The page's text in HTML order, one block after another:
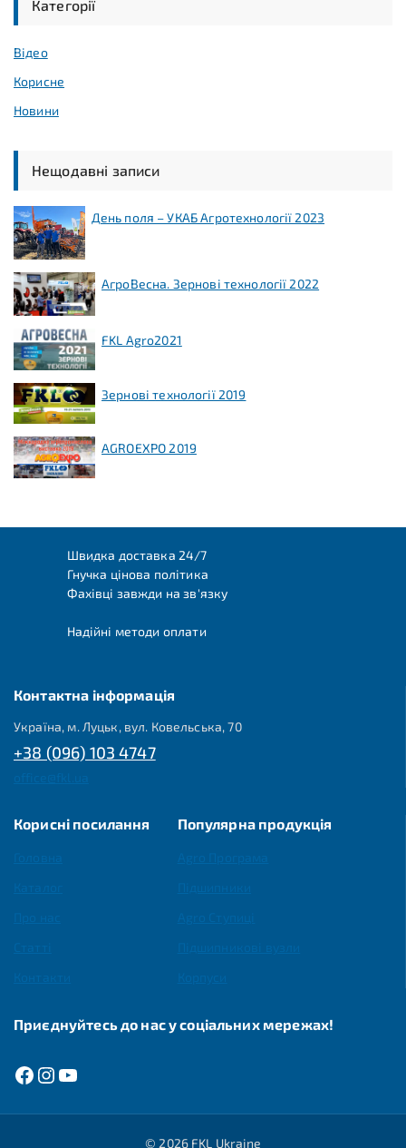
Категорії
Відео
Корисне
Новини
Нещодавні записи
День поля – УКАБ Агротехнології 2023
АгроВесна. Зернові технології 2022
FKL Agro2021
Зернові технології 2019
AGROEXPO 2019
Швидка доставка 24/7
Гнучка цінова політика
Фахівці завжди на зв'язку
Надійні методи оплати
Контактна інформація
Україна, м. Луцьк, вул. Ковельська, 70
+38 (096) 103 4747
Корисні посилання Популярна продукція
Приєднуйтесь до нас у соціальних мережах!
© 2026 FKL Ukraine